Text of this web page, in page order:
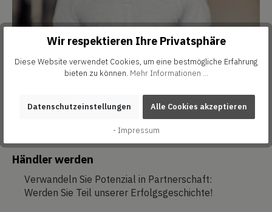
Händler werden
Verwandeln Sie Potenzial in Partnerschaft:
Werden Sie Teil unserer Erfolgsgeschichte!
Wir respektieren Ihre Privatsphäre
Diese Website verwendet Cookies, um eine bestmögliche Erfahrung
bieten zu können. Mehr Informationen ...
Datenschutzeinstellungen Alle Cookies akzeptieren
- Impressum